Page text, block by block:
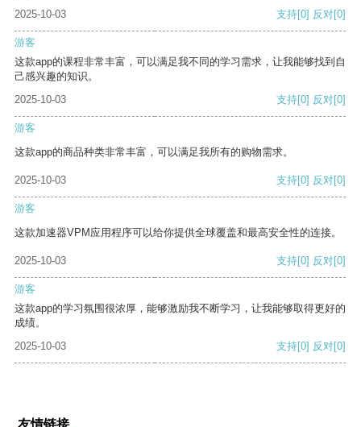
2025-10-03
支持[0] 反对[0]
游客
这款app的课程非常丰富，可以满足我不同的学习需求，让我能够找到自
己感兴趣的知识。
2025-10-03
支持[0] 反对[0]
游客
这款app的商品种类非常丰富，可以满足我所有的购物需求。
2025-10-03 支持[0] 反对[0]
游客
这款加速器VPM应用程序可以给你提供全球覆盖和最高安全性的连接。
2025-10-03 支持[0] 反对[0]
游客
这款app的学习氛围很浓厚，能够激励我不断学习，让我能够取得更好的
成绩。
2025-10-03
支持[0] 反对[0]